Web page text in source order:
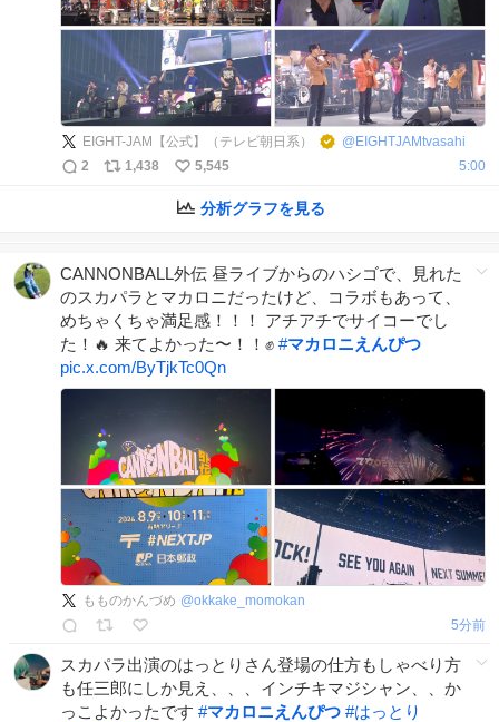
EIGHT-JAM【公式】（テレビ朝日系） @ EIGHTJAMtvasahi
2
1,438 5,545 5:00
分析グラフを見る
CANNONBALL外伝 昼ライブからのハシゴで、見れた
のスカパラとマカロニだったけど、コラボもあって、
めちゃくちゃ満足感！！！ アチアチでサイコーでし
た！🔥 来てよかった〜！！✊ #マカロニえんぴつ
pic.x.com/ByTjkTc0Qn
もものかんづめ @okkake_momokan
5分前
スカパラ出演のはっとりさん登場の仕方もしゃべり方
も任三郎にしか見え、、、インチキマジシャン、、か
っこよかったです #マカロニえんぴつ #はっとり